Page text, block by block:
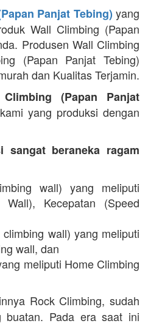
Panjat Tebing) yang
Wall Climbing (Papan
Produsen Wall Climbing
(Papan Panjat Tebing)
dan Kualitas Terjamin.
(Papan Panjat
yang produksi dengan
beraneka ragam
wall) yang meliputi
Kecepatan (Speed
wall) yang meliputi
wall, dan
meliputi Home Climbing
Rock Climbing, sudah
buatan. Pada era saat ini